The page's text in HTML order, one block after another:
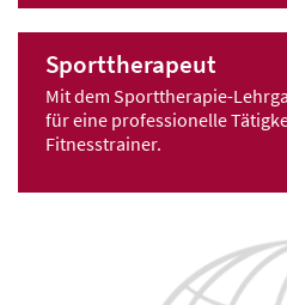
Sporttherapeut
Mit dem Sporttherapie-
für eine professionelle
Fitnesstrainer.